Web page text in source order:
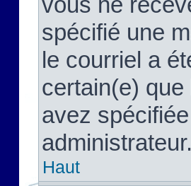
spécifié une
le courriel a
certain(e) que
avez
administrateur.
Haut